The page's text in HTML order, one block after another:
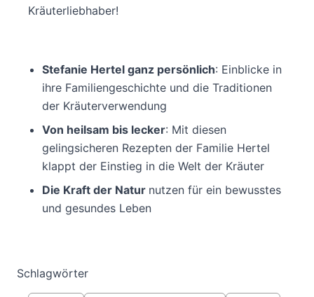
Kräuterliebhaber!
Stefanie Hertel ganz persönlich: Einblicke in
ihre Familiengeschichte und die Traditionen
der Kräuterverwendung
Von heilsam bis lecker: Mit diesen
gelingsicheren Rezepten der Familie Hertel
klappt der Einstieg in die Welt der Kräuter
Die Kraft der Natur nutzen für ein bewusstes
und gesundes Leben
Schlagwörter